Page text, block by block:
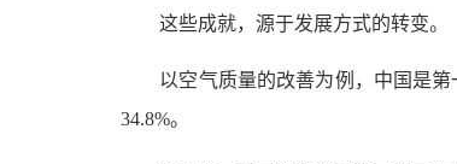
这些成就，源于发展方式的转变。
以空气质量的改善为例，中国是第一
34.8%。